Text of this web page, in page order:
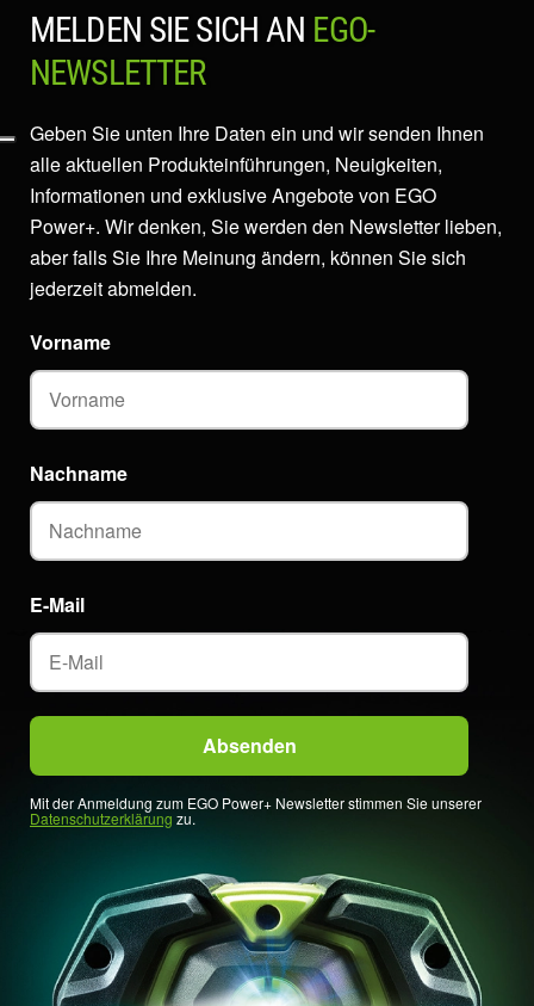
MELDEN SIE SICH AN EGO-
NEWSLETTER
Geben Sie unten Ihre Daten ein und wir senden Ihnen
alle aktuellen Produkteinführungen, Neuigkeiten,
Informationen und exklusive Angebote von EGO
Power+. Wir denken, Sie werden den Newsletter lieben,
aber falls Sie Ihre Meinung ändern, können Sie sich
jederzeit abmelden.
E-Mail
Vorname
Nachname
Mit der Anmeldung zum EGO Power+ Newsletter stimmen Sie unserer
Datenschutzerklärung zu.